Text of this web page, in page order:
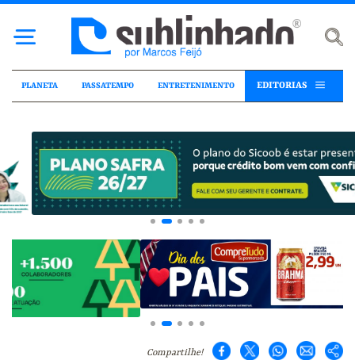
PLANETA PASSATEMPO ENTRETENIMENTO EDITORIAS
Compartilhe!